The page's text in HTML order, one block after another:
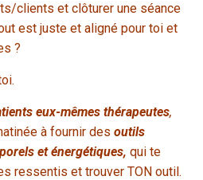
clients et clôturer une séance
est juste et aligné pour toi et
?
eux-mêmes thérapeutes,
à fournir des outils
et énergétiques, qui te
ressentis et trouver TON outil.